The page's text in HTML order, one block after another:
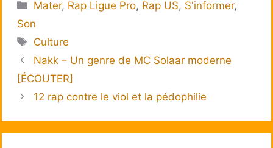
Catégories
Mater, Rap Ligue Pro, Rap US, S'informer,
Son
Étiquettes
Culture
Nakk – Un genre de MC Solaar moderne
[ÉCOUTER]
12 rap contre le viol et la pédophilie